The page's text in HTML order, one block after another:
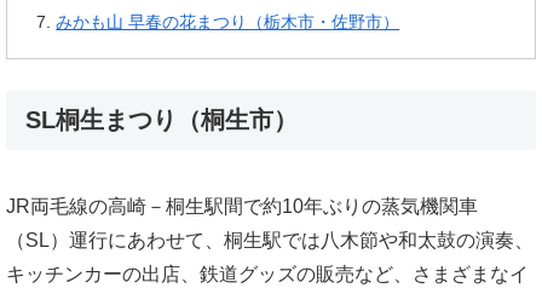
みかも山 早春の花まつり（栃木市・佐野市）
SL桐生まつり（桐生市）
JR両毛線の高崎－桐生駅間で約10年ぶりの蒸気機関車
（SL）運行にあわせて、桐生駅では八木節や和太鼓の演奏、
キッチンカーの出店、鉄道グッズの販売など、さまざまなイ